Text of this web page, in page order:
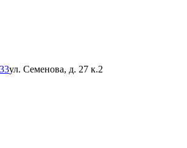
ул. Семенова, д. 27 к.2